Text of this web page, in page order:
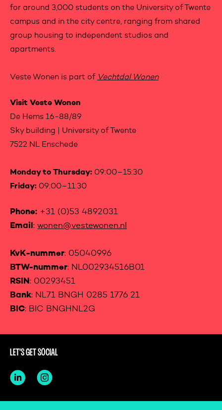
for around 3,000 students on the University of Twente
campus and in the city centre, ranging from shared
group housing to independent studios and
apartments.
Veste Wonen is part of Vechtdal Wonen
Visit Veste Wonen
De Hems 16-88/89
Sky building | University of Twente
7522 NL Enschede
Monday to Thursday: 09:00–15:30
Friday: 09:00–11:30
Phone: +31 (0)53 4892031
Email : wonen@vestewonen.nl
KvK-nummer: 05040996
BTW-nummer: NL002934516B01
RSIN: 00293451
Bank: NL71 BNGH 0285 1776 21
BIC: BIC BNGHNL2G
LET'S GET SOCIAL